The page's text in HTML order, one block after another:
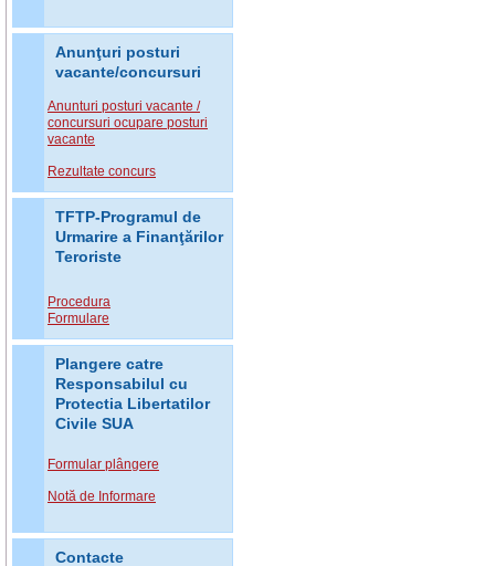
Anunţuri posturi
vacante/concursuri
Anunturi posturi vacante /
concursuri ocupare posturi
vacante
Rezultate concurs
TFTP-Programul de
Urmarire a Finanţărilor
Teroriste
Procedura
Formulare
Plangere catre
Responsabilul cu
Protectia Libertatilor
Civile SUA
Formular plângere
Notă de Informare
Contacte